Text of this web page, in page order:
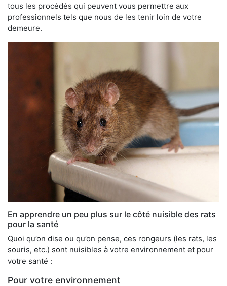
tous les procédés qui peuvent vous permettre aux
professionnels tels que nous de les tenir loin de votre
demeure.
En apprendre un peu plus sur le côté nuisible des rats
pour la santé
Quoi qu’on dise ou qu’on pense, ces rongeurs (les rats, les
souris, etc.) sont nuisibles à votre environnement et pour
votre santé :
Pour votre environnement